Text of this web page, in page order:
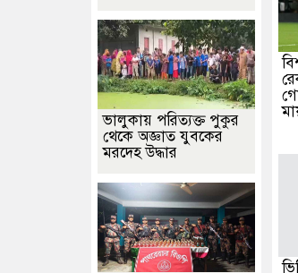
ভালুকায় পরিত্যক্ত পুকুর
থেকে অজ্ঞাত যুবকের
মরদেহ উদ্ধার